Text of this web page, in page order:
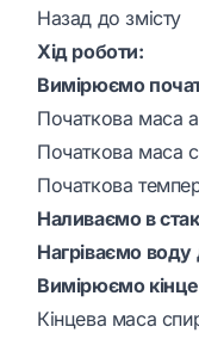
Назад до змісту
Хід роботи:
Вимірюємо
Початкова маса
Початкова маса
Початкова
Наливаємо в
Нагріваємо воду
Вимірюємо
Кінцева маса